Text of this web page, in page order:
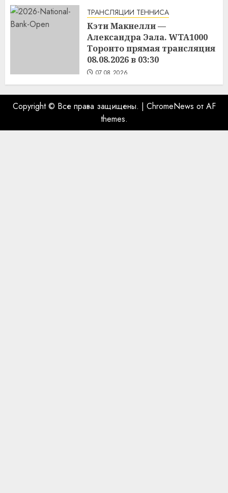
ТРАНСЛЯЦИИ ТЕННИСА
Кэти Макнелли —
Александра Эала. WTA1000
Торонто прямая трансляция
08.08.2026 в 03:30
07.08.2026
Copyright © Все права защищены. | ChromeNews от AF
themes.